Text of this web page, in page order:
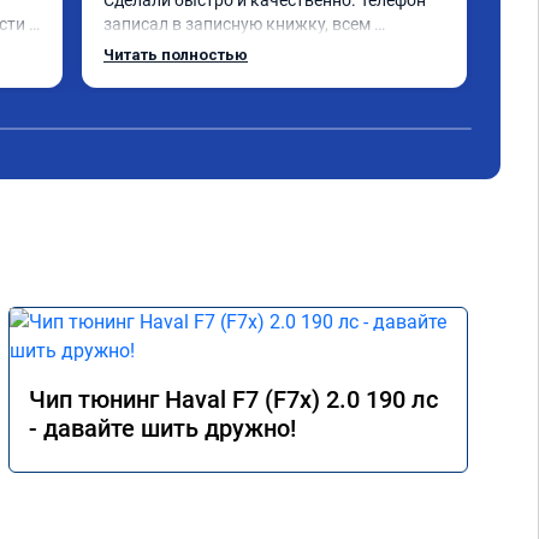
и
записал в записную книжку, всем
рекомендую! Еще вот поеду в ближайшее
Читать полностью
Чип тюнинг Haval F7 (F7x) 2.0 190 лс
- давайте шить дружно!